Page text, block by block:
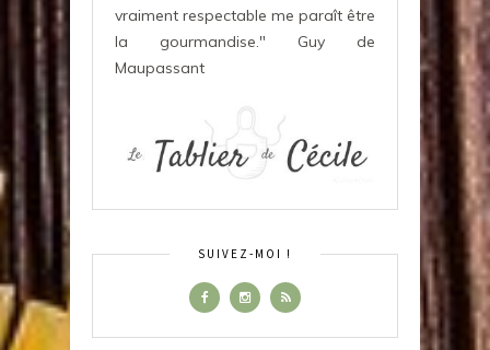
vraiment respectable me paraît être
la gourmandise." Guy de
Maupassant
SUIVEZ-MOI !